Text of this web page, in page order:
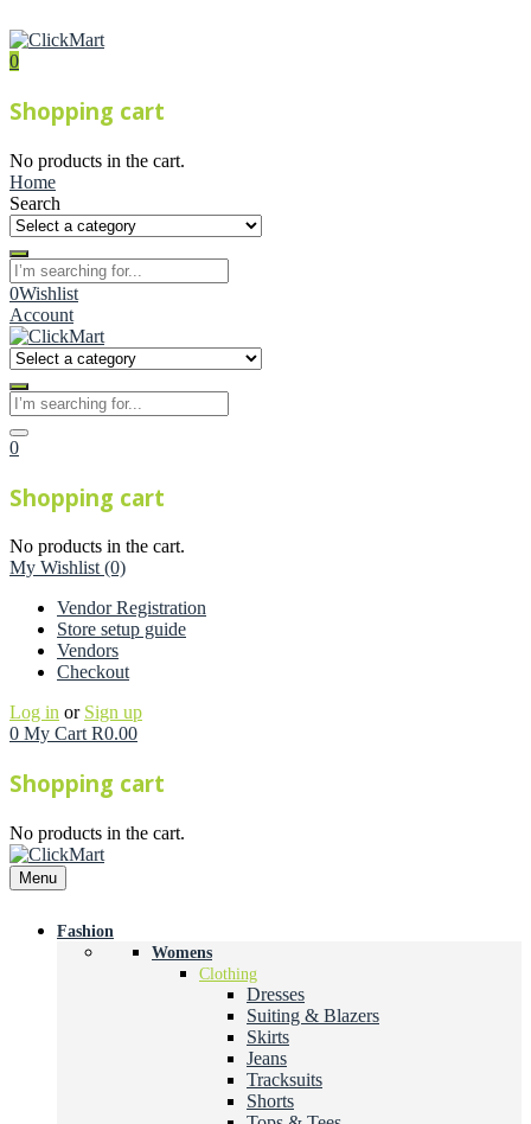
0
Shopping cart
No products in the cart.
Home
Search
0Wishlist
Account
0
Shopping cart
No products in the cart.
My Wishlist (0)
Vendor Registration
Store setup guide
Vendors
Checkout
Log in or Sign up
0 My Cart R0.00
Shopping cart
No products in the cart.
Menu
Fashion
Womens
Clothing
Dresses
Suiting & Blazers
Skirts
Jeans
Tracksuits
Shorts